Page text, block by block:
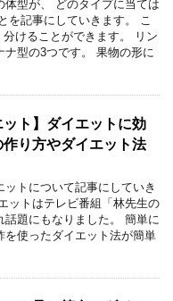
体型が、 どのタイプに当ては
を記事にしていきます。 こ
けることができます。 リン
ナ型の3つです。 果物の形に
ット】ダイエットに効
り方やダイエット法
トについて記事にしていき
ットはテレビ番組「林先生の
話題にもなりました。 簡単に
を使ったダイエット法が簡単